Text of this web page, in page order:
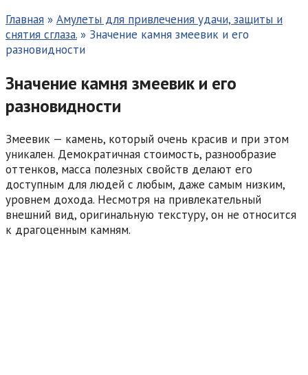
Главная » Амулеты для привлечения удачи, защиты и
снятия сглаза. » Значение камня змеевик и его
разновидности
Значение камня змеевик и его
разновидности
Змеевик — камень, который очень красив и при этом
уникален. Демократичная стоимость, разнообразие
оттенков, масса полезных свойств делают его
доступным для людей с любым, даже самым низким,
уровнем дохода. Несмотря на привлекательный
внешний вид, оригинальную текстуру, он не относится
к драгоценным камням.